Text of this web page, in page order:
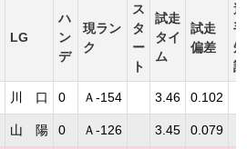
LG
ハ
ン
デ
現ラン
ク
ス
タ
ー
ト
試走
タイ
ム
試走
偏差
選
手
短
評
川 口 0 Ａ-154 3.46 0.102
山 陽 0 Ａ-126 3.45 0.079